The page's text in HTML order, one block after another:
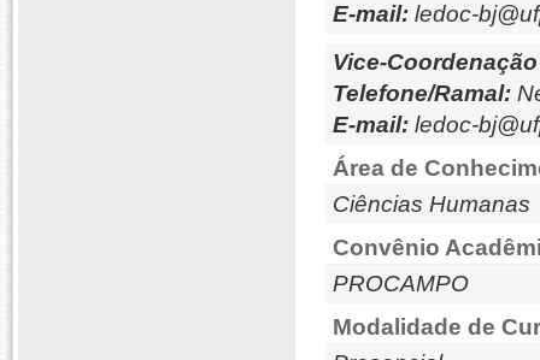
E-mail: ledoc-
Vice-
Telefone/Ramal:
E-mail: ledoc-
Área de
Ciências Humanas
Convênio
PROCAMPO
Modalidade de